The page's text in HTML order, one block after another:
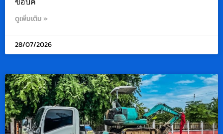
ดูเพิ่มเติม »
28/07/2026